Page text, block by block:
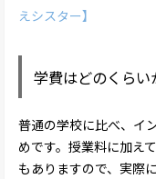
えシスター】
学費はどのくらい
普通の学校に比べ、イ
めです。授業料に加え
もありますので、実際